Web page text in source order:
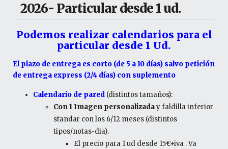
2026- Particular desde 1 ud.
Podemos realizar calendarios para el
particular desde 1 Ud.
El plazo de entrega es corto (de 5 a 10 días) salvo petición
de entrega express (2/4 días) con suplemento
Calendario de pared (distintos tamaños):
Con 1 Imagen personalizaday faldilla inferior
standar con los 6/12 meses (distintos
tipos/notas-dia).
El precio para 1 ud desde 15€+iva . Va